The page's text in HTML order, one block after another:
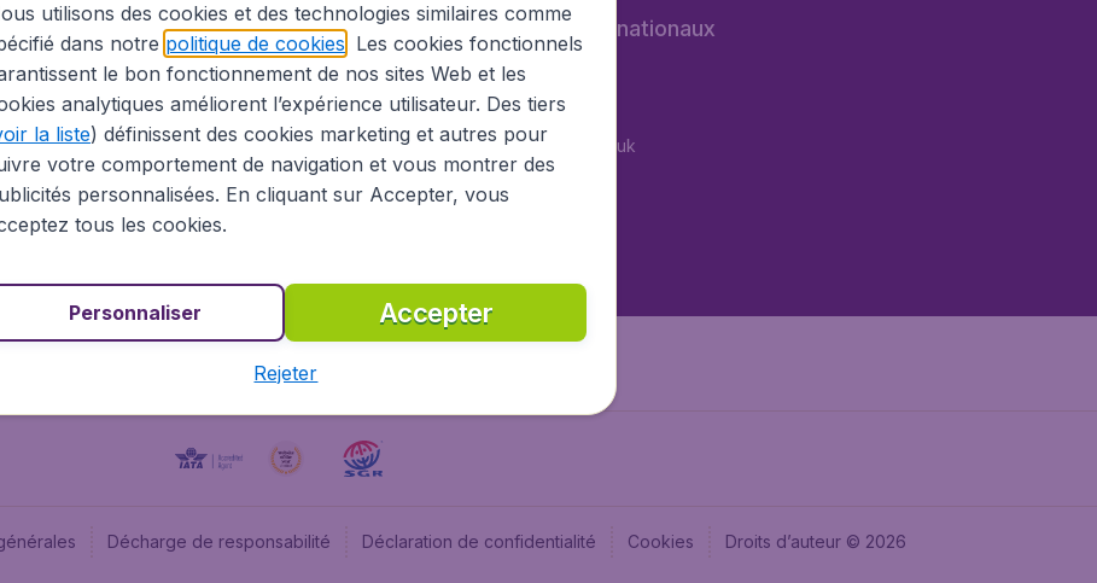
BudgetAir.fr
À propos
Information Légale
Carrières
Devenez partenaire
Vols pas chers
Sites internationaux
BudgetAir.es
BudgetAir.it
BudgetAir.co.uk
Décharge de responsabilité Déclaration de confidentialité Cookies Droits d’auteur © 2026
utilisons des cookies et des technologies similaires comme
dans notre politique de cookies . Les cookies fonctionnels
le bon fonctionnement de nos sites Web et les
analytiques améliorent l’expérience utilisateur. Des tiers
la liste) définissent des cookies marketing et autres pour
votre comportement de navigation et vous montrer des
personnalisées. En cliquant sur Accepter, vous
tous les cookies.
Accepter
Personnaliser
Rejeter